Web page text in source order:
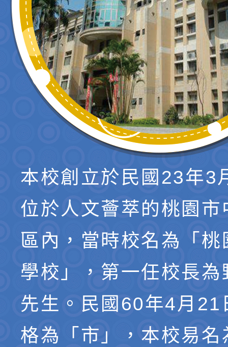
本校創立於民國23年3
位於人文薈萃的桃園市
區內，當時校名為「桃
學校」，第一任校長為
先生。民國60年4月21
格為「市」，本校易名